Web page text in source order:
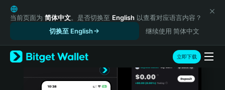
English
日本語
Русский
Español (Latinoamérica)
Türkçe
当前页面为 简体中文。是否切换至 English 以查看对应语言内容？
切换至 English
继续使用 简体中文
立即下载